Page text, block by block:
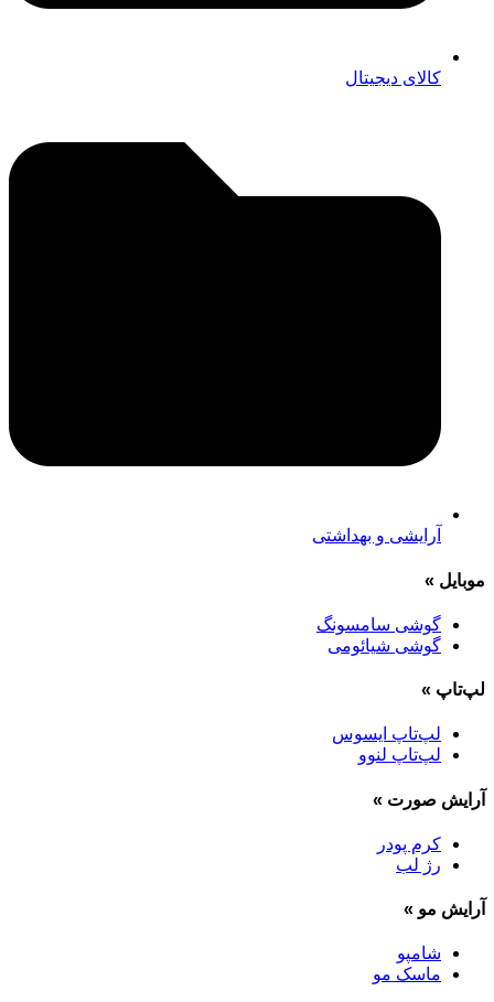
کالای دیجیتال
آرایشی و بهداشتی
موبایل »
گوشی سامسونگ
گوشی شیائومی
لپ‌تاپ »
لپ‌تاپ ایسوس
لپ‌تاپ لنوو
آرایش صورت »
کرم پودر
رژ لب
آرایش مو »
شامپو
ماسک مو